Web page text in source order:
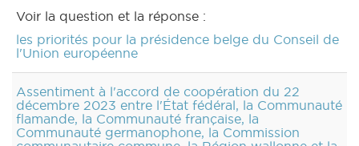
Voir la question et la réponse :
les priorités pour la présidence belge du Conseil de
l'Union européenne
Assentiment à l'accord de coopération du 22
décembre 2023 entre l'État fédéral, la Communauté
flamande, la Communauté française, la
Communauté germanophone, la Commission